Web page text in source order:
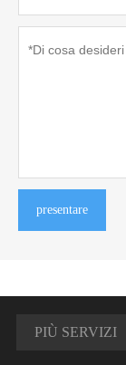
presentare
PIÙ SERVIZI